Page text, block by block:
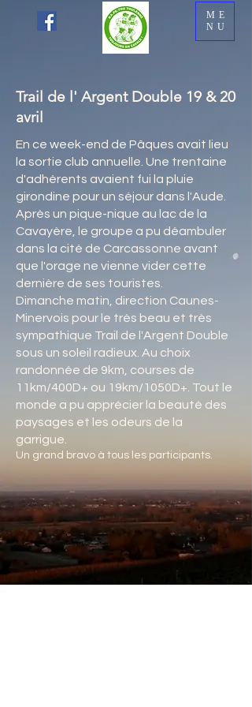
ME
NU
Trail de l' Argent Double 19 & 20
avril
En ce week-end de Pâques avait lieu
la sortie club annuelle. Une trentaine
d'adhérents avaient fui la pluie
girondine pour un séjour dans l'Aude.
Après un pique-nique au lac de la
Cavayère, le groupe a pu déambuler
dans la cité de Carcassonne avant
que l'orage ne vienne vider cette
dernière de ses touristes.
Dimanche matin, direction Caunes-
Minervois pour le très beau et très
sympathique Trail de l'Argent Double
sous un soleil radieux. Au choix
randonnée de 9km, courses de
11km/400D+ ou 19km/1050D+. Tout le
monde a pu apprécier la beauté des
paysages et les odeurs de la
garrigue.
Un grand bravo à tous les participants.